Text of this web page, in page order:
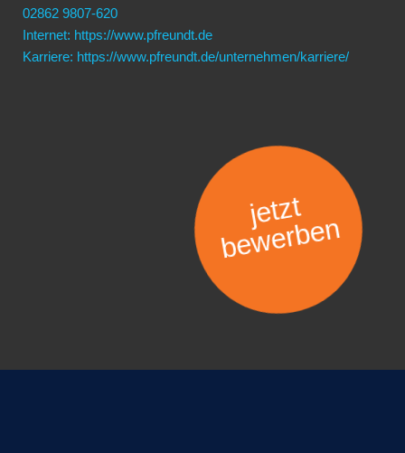
02862 9807-620
Internet: https://www.pfreundt.de
Karriere: https://www.pfreundt.de/unternehmen/karriere/
jetzt
bewerben